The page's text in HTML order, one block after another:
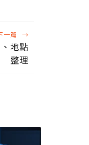
一篇 →
地點
整理